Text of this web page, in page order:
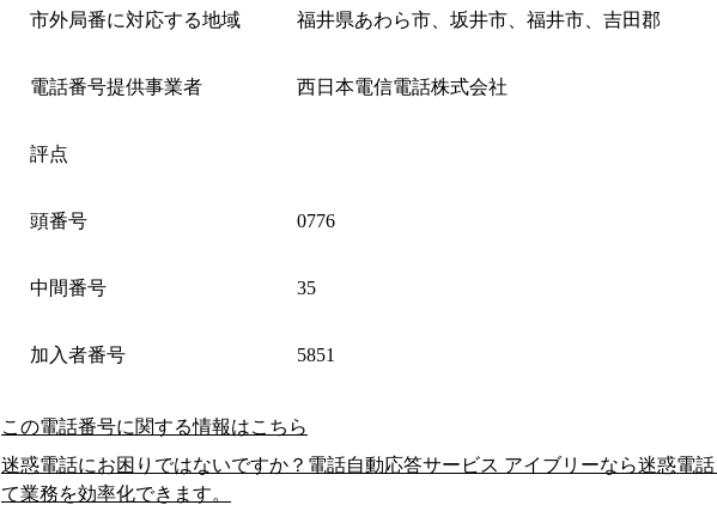
市外局番に対応する地域 福井県あわら市、坂井市、福井市、吉田郡
電話番号提供事業者 西日本電信電話株式会社
評点
頭番号 0776
中間番号 35
加入者番号 5851
この電話番号に関する情報はこちら
迷惑電話にお困りではないですか？電話自動応答サービス アイブリーなら迷惑電
て業務を効率化できます。